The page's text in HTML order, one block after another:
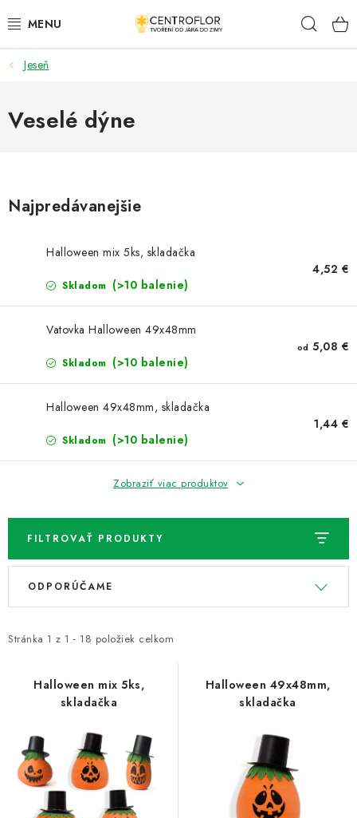
na
SEZÓNNÁ TVORBA
DŘEVENÉ VÝROBKY
NOVINKY
TIPY NA TVORENIE
Dopravné Kontaktujte nás
O nás - kto sme?
Ako získať lepšie ceny?
Moja objednávka
Jeseň
Veselé dýne
Najpredávanejšie
Halloween mix 5ks, skladačka
Skladom (>10 balenie)
4,52 €
Vatovka Halloween 49x48mm
Skladom (>10 balenie)
od 5,08 €
Halloween 49x48mm, skladačka
Skladom (>10 balenie)
1,44 €
Zobraziť viac produktov
FILTROVAŤ PRODUKTY
V
i
u
Stránka 1 z 1 - 18 položiek celkom
R
e
o
ODPORÚČAME
Halloween mix 5ks,
skladačka
Halloween 49x48mm,
skladačka